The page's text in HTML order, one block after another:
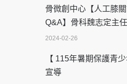
骨微創中心【人工膝
Q&A】骨科魏志定主任
2024-02-26
【 115年暑期保護青
宣導